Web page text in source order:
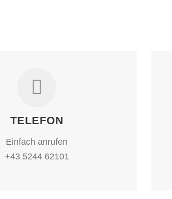
TELEFON
Einfach anrufen
+43 5244 62101